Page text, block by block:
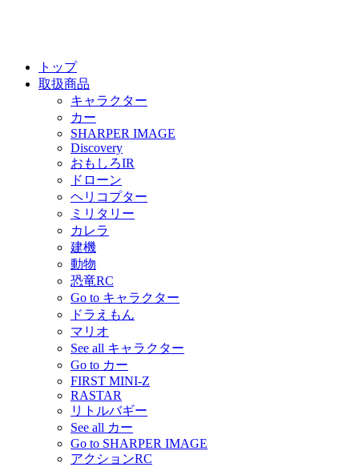
トップ
取扱商品
キャラクター
カー
SHARPER IMAGE
Discovery
おもしろIR
ドローン
ヘリコプター
ミリタリー
カレラ
建機
動物
恐竜RC
Go to キャラクター
ドラえもん
マリオ
See all キャラクター
Go to カー
FIRST MINI-Z
RASTAR
リトルバギー
See all カー
Go to SHARPER IMAGE
アクションRC